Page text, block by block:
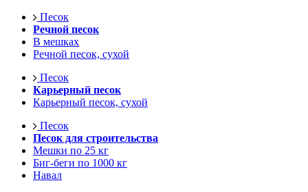
Песок
Речной песок
В мешках
Речной песок, сухой
Песок
Карьерный песок
Карьерный песок, сухой
Песок
Песок для строительства
Мешки по 25 кг
Биг-беги по 1000 кг
Навал